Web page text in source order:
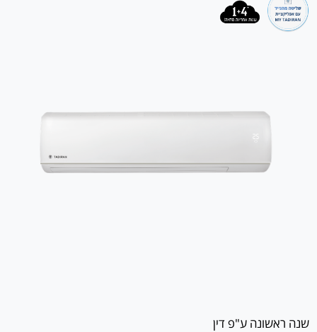
שנה ראשונה ע"פ דין